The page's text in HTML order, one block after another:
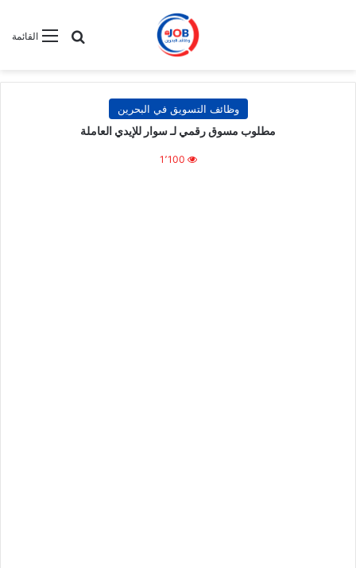
القائمةبحث عن
وظائف التسويق في البحرين
مطلوب مسوق رقمي لـ سوار للإيدي العاملة
1٬100